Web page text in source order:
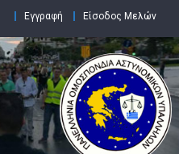
Εγγραφή Είσοδος Μελών